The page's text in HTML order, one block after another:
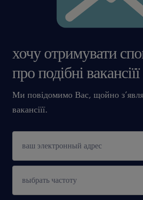
хочу отримувати
про подібні вакансіїї
Ми повідомимо Вас, щойно
вакансіїї.